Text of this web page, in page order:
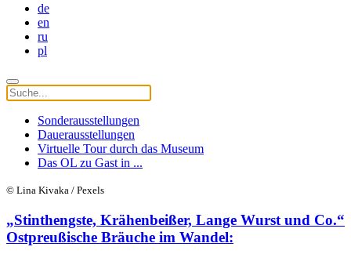
de
en
ru
pl
Sonderausstellungen
Dauerausstellungen
Virtuelle Tour durch das Museum
Das OL zu Gast in ...
© Lina Kivaka / Pexels
„Stinthengste, Krähenbeißer, Lange Wurst und Co.“
Ostpreußische Bräuche im Wandel: